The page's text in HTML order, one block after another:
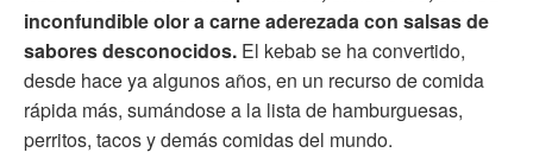
inconfundible olor a carne aderezada con salsas de
sabores desconocidos. El kebab se ha convertido,
desde hace ya algunos años, en un recurso de comida
rápida más, sumándose a la lista de hamburguesas,
perritos, tacos y demás comidas del mundo.